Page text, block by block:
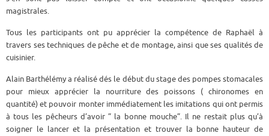
magistrales.
Tous les participants ont pu apprécier la compétence de Raphaël à
travers ses techniques de pêche et de montage, ainsi que ses qualités de
cuisinier.
Alain Barthélémy a réalisé dés le début du stage des pompes stomacales
pour mieux apprécier la nourriture des poissons ( chironomes en
quantité) et pouvoir monter immédiatement les imitations qui ont permis
à tous les pêcheurs d’avoir ” la bonne mouche”. Il ne restait plus qu’à
soigner le lancer et la présentation et trouver la bonne hauteur de